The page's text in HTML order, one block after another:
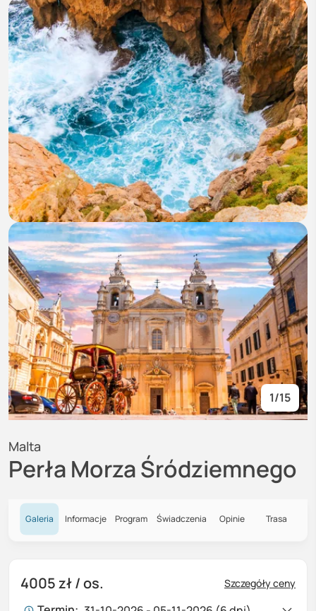
1/15
Perła Morza Śródziemnego
Malta
Galeria Informacje Program Świadczenia Opinie Trasa
4005 zł/ os. Szczegóły ceny